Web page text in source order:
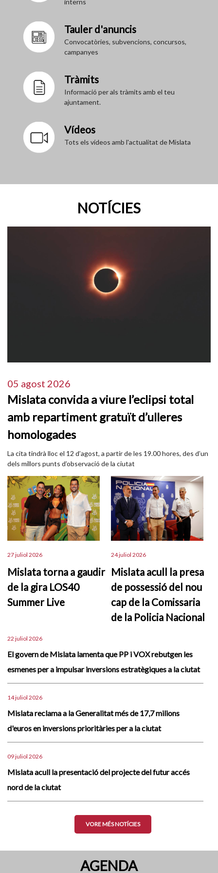
Tauler d'anuncis
Convocatòries, subvencions, concursos,
campanyes
Tràmits
Informació per als tràmits amb el teu
ajuntament.
Vídeos
Tots els vídeos amb l'actualitat de Mislata
NOTÍCIES
05 agost 2026
Mislata convida a viure l’eclipsi total
amb repartiment gratuït d’ulleres
homologades
La cita tindrà lloc el 12 d’agost, a partir de les 19.00 hores, des d’un
dels millors punts d’observació de la ciutat
27 juliol 2026
Mislata torna a gaudir
de la gira LOS40
Summer Live
24 juliol 2026
Mislata acull la presa
de possessió del nou
cap de la Comissaria
de la Policia Nacional
22 juliol 2026
El govern de Mislata lamenta que PP i VOX rebutgen les
esmenes per a impulsar inversions estratègiques a la ciutat
14 juliol 2026
Mislata reclama a la Generalitat més de 17,7 milions
d'euros en inversions prioritàries per a la ciutat
09 juliol 2026
Mislata acull la presentació del projecte del futur accés
nord de la ciutat
VORE MÉS NOTÍCIES
AGENDA